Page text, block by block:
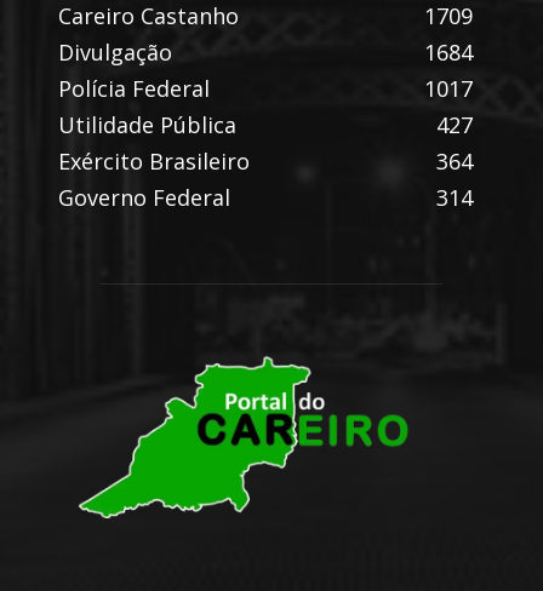
Careiro Castanho
1709
Divulgação
1684
Polícia Federal
1017
Utilidade Pública
427
Exército Brasileiro
364
Governo Federal
314